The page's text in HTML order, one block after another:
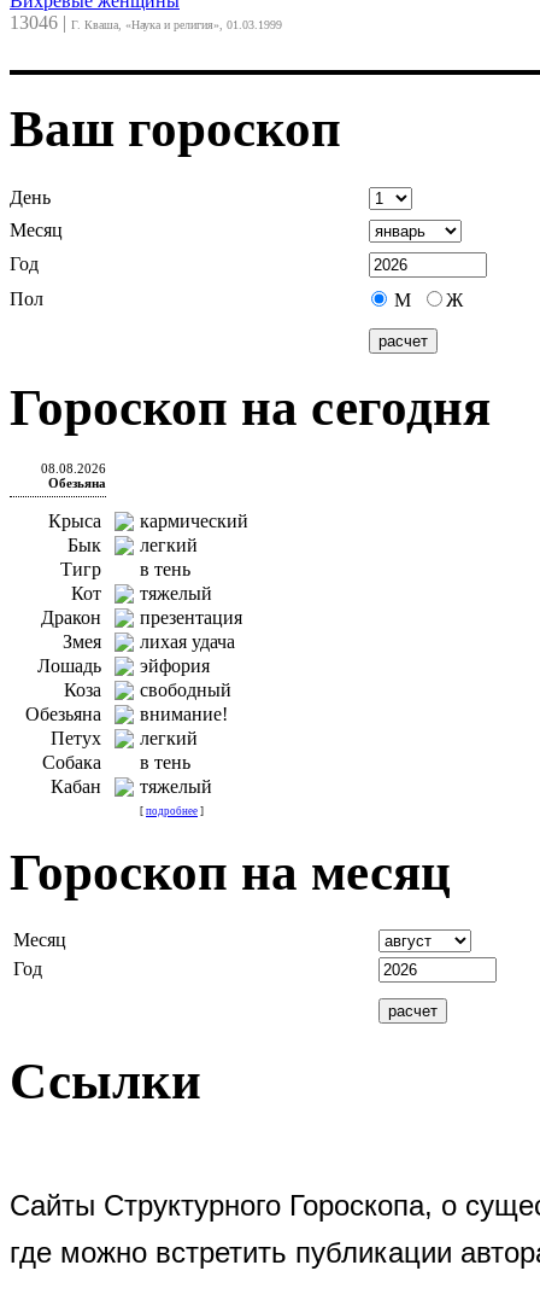
13046 | Г. Кваша, «Наука и религия», 01.03.1999
Ваш гороскоп
День
Месяц
Год
Пол
М Ж
Гороскоп на сегодня
08.08.2026
Обезьяна
Крыса
кармический
Бык
легкий
Тигр
в тень
Кот
тяжелый
Дракон
презентация
Змея
лихая удача
Лошадь
эйфория
Коза
свободный
Обезьяна
внимание!
Петух
легкий
Собака
в тень
Кабан
тяжелый
[ подробнее ]
Гороскоп на месяц
Месяц
Год
Ссылки
Сайты Структурного Гороскопа, о
где можно встретить публикации